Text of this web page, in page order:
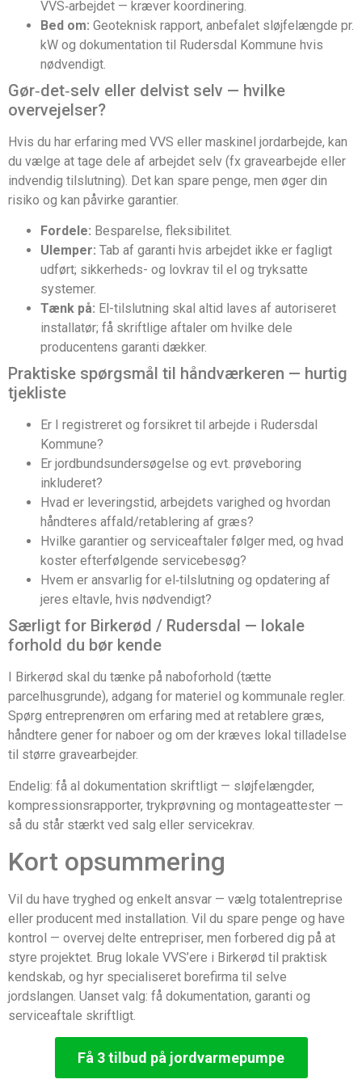
VVS‑arbejdet — kræver koordinering.
Bed om: Geoteknisk rapport, anbefalet sløjfelængde pr.
kW og dokumentation til Rudersdal Kommune hvis
nødvendigt.
Gør‑det‑selv eller delvist selv — hvilke
overvejelser?
Hvis du har erfaring med VVS eller maskinel jordarbejde, kan
du vælge at tage dele af arbejdet selv (fx gravearbejde eller
indvendig tilslutning). Det kan spare penge, men øger din
risiko og kan påvirke garantier.
Fordele: Besparelse, fleksibilitet.
Ulemper: Tab af garanti hvis arbejdet ikke er fagligt
udført; sikkerheds- og lovkrav til el og tryksatte
systemer.
Tænk på: El-tilslutning skal altid laves af autoriseret
installatør; få skriftlige aftaler om hvilke dele
producentens garanti dækker.
Praktiske spørgsmål til håndværkeren — hurtig
tjekliste
Er I registreret og forsikret til arbejde i Rudersdal
Kommune?
Er jordbundsundersøgelse og evt. prøveboring
inkluderet?
Hvad er leveringstid, arbejdets varighed og hvordan
håndteres affald/retablering af græs?
Hvilke garantier og serviceaftaler følger med, og hvad
koster efterfølgende servicebesøg?
Hvem er ansvarlig for el‑tilslutning og opdatering af
jeres eltavle, hvis nødvendigt?
Særligt for Birkerød / Rudersdal — lokale
forhold du bør kende
I Birkerød skal du tænke på naboforhold (tætte
parcelhusgrunde), adgang for materiel og kommunale regler.
Spørg entreprenøren om erfaring med at retablere græs,
håndtere gener for naboer og om der kræves lokal tilladelse
til større gravearbejder.
Endelig: få al dokumentation skriftligt — sløjfelængder,
kompressionsrapporter, trykprøvning og montageattester —
så du står stærkt ved salg eller servicekrav.
Kort opsummering
Vil du have tryghed og enkelt ansvar — vælg totalentreprise
eller producent med installation. Vil du spare penge og have
kontrol — overvej delte entrepriser, men forbered dig på at
styre projektet. Brug lokale VVS’ere i Birkerød til praktisk
kendskab, og hyr specialiseret borefirma til selve
jordslangen. Uanset valg: få dokumentation, garanti og
serviceaftale skriftligt.
Få 3 tilbud på jordvarmepumpe